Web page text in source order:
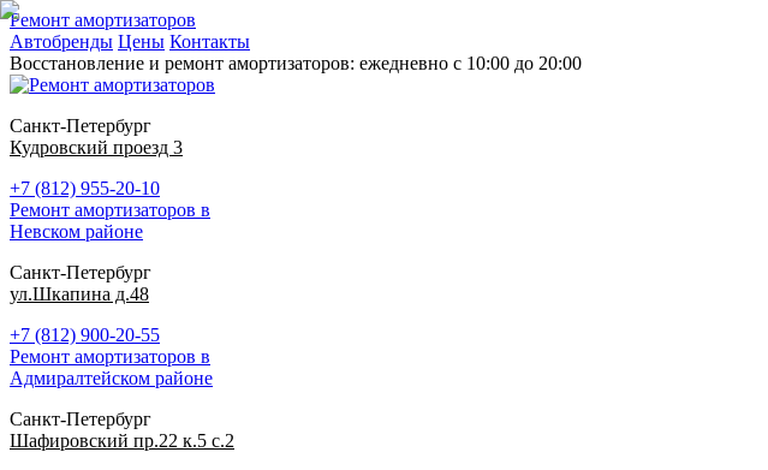
Ремонт амортизаторов
Автобренды Цены Контакты
Восстановление и ремонт амортизаторов: ежедневно с 10:00 до 20:00
Санкт-Петербург
Кудровский проезд 3
+7 (812) 955-20-10
Ремонт амортизаторов в
Невском районе
Санкт-Петербург
ул.Шкапина д.48
+7 (812) 900-20-55
Ремонт амортизаторов в
Адмиралтейском районе
Санкт-Петербург
Шафировский пр.22 к.5 с.2